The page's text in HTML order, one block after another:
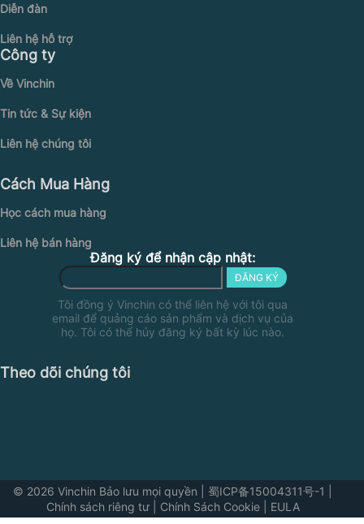
Diễn đàn
Liên hệ hỗ trợ
Công ty
Về Vinchin
Tin tức & Sự kiện
Liên hệ chúng tôi
Cách Mua Hàng
Học cách mua hàng
Liên hệ bán hàng
Đăng ký để nhận cập nhật:
ĐĂNG KÝ
Tôi đồng ý Vinchin có thể liên hệ với tôi qua
email để quảng cáo sản phẩm và dịch vụ của
họ. Tôi có thể hủy đăng ký bất kỳ lúc nào.
Theo dõi chúng tôi
© 2026 Vinchin Bảo lưu mọi quyền |蜀ICP备15004311号-1
Chính sách riêng tư| Chính Sách Cookie| EULA